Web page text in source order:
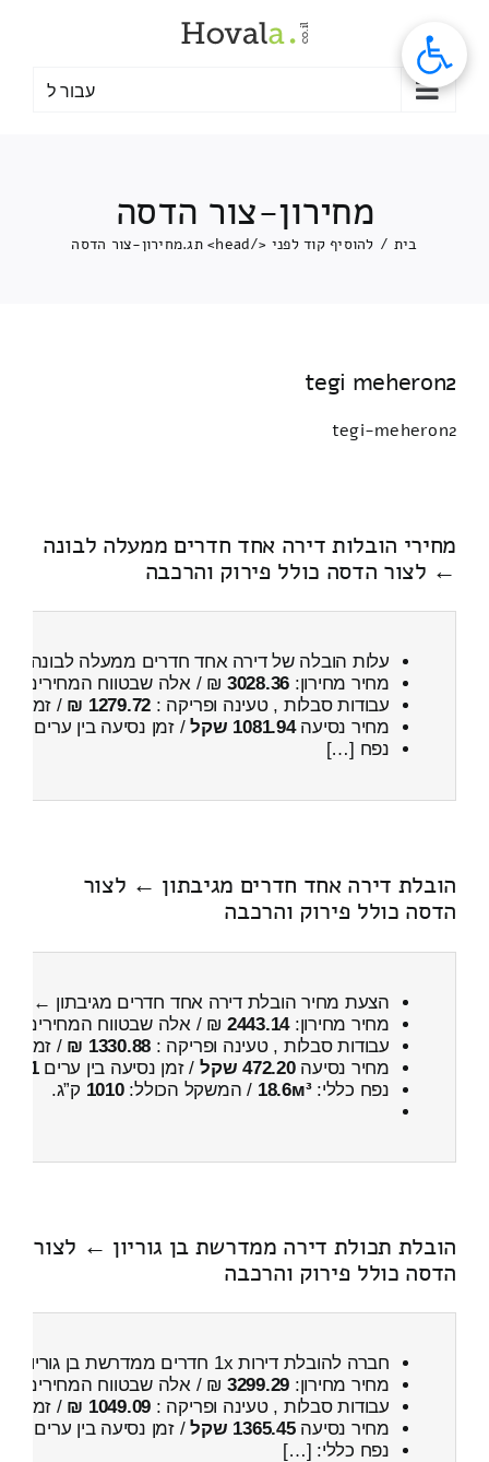
עבור ל
מחירון-צור הדסה
בית / להוסיף קוד לפני </head> תג. מחירון-צור הדסה
tegi meheron2
tegi-meheron2
מחירי הובלות דירה אחד חדרים ממעלה לבונה
← לצור הדסה כולל פירוק והרכבה
עלות הובלה של דירה אחד חדרים ממעלה לבונה
מחיר מחירון: 3028.36 ₪ / אלה שבטווח המחירים
עבודות סבלות , טעינה ופריקה : 1279.72 ₪ / זמן :
מחיר נסיעה1081.94 שקל / זמן נסיעה בין ערים
נפח […]
הובלת דירה אחד חדרים מגיבתון ← לצור
הדסה כולל פירוק והרכבה
הצעת מחיר הובלת דירה אחד חדרים מגיבתון ←
מחיר מחירון:2443.14 ₪ / אלה שבטווח המחירים
עבודות סבלות , טעינה ופריקה : 1330.88 ₪ / זמן :
מחיר נסיעה472.20 שקל / זמן נסיעה בין ערים51 דקות
נפח כללי:18.6м³ / המשקל הכולל:1010 ק”ג.
הובלת תכולת דירה ממדרשת בן גוריון ← לצור
הדסה כולל פירוק והרכבה
חברה להובלת דירות 1x חדרים ממדרשת בן גוריון ← לצור הדסה
מחיר מחירון: 3299.29 ₪ / אלה שבטווח המחירים
עבודות סבלות , טעינה ופריקה : 1049.09 ₪ / זמן :
מחיר נסיעה1365.45 שקל / זמן נסיעה בין ערים
נפח כללי: […]